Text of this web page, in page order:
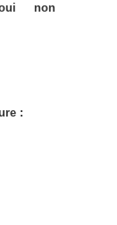
oui non
: